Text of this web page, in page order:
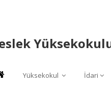
Yüksekokul İdari